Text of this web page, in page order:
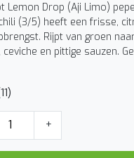
Lemon Drop (Aji Limo)
(3/5) heeft een frisse,
Rijpt van groen
en pittige sauzen.
+